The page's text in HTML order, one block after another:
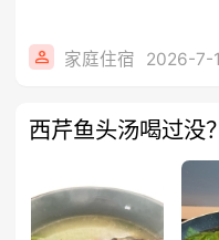
家庭住宿 2026-7-
西芹鱼头汤喝过没